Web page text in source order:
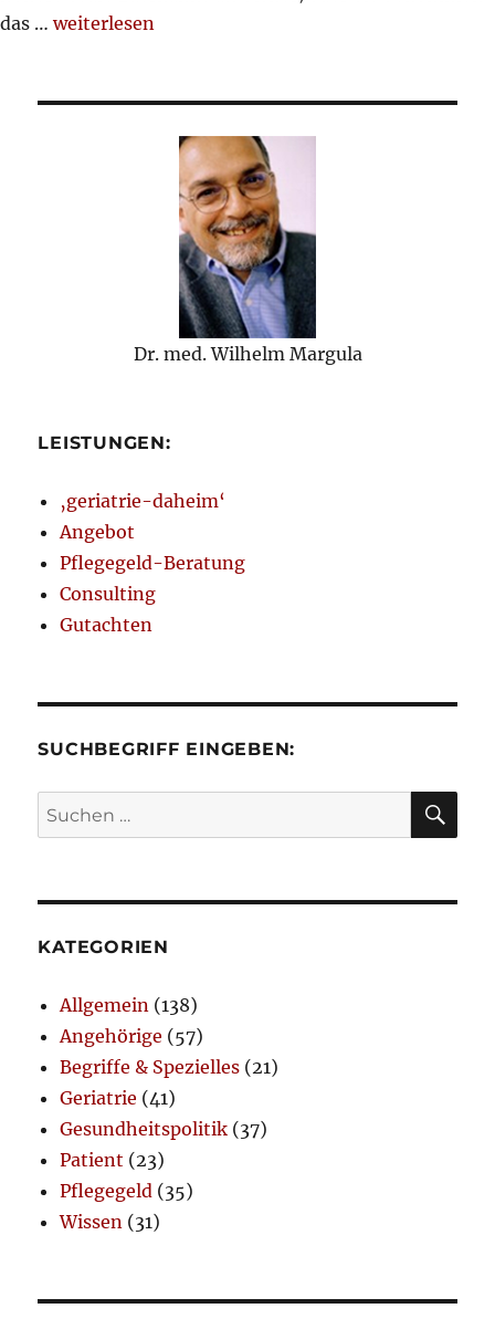
das …„Pflegegeldberatung mit Erfolgsgarantie“
weiterlesen
Dr. med. Wilhelm Margula
LEISTUNGEN:
‚geriatrie-daheim‘
Angebot
Pflegegeld-Beratung
Consulting
Gutachten
SUCHBEGRIFF EINGEBEN:
Suchen
nach:
KATEGORIEN
Allgemein (138)
Angehörige (57)
Begriffe & Spezielles (21)
Geriatrie (41)
Gesundheitspolitik (37)
Patient (23)
Pflegegeld (35)
Wissen (31)